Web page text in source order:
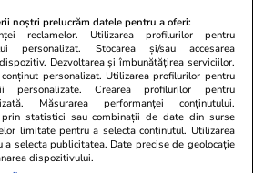
noștri prelucrăm datele pentru a oferi:
reclamelor. Utilizarea profilurilor pentru
personalizat. Stocarea și/sau accesarea
Dezvoltarea și îmbunătățirea serviciilor.
personalizat. Utilizarea profilurilor pentru
personalizate. Crearea profilurilor pentru
Măsurarea performanței conținutului.
prin statistici sau combinații de date din surse
limitate pentru a selecta conținutul. Utilizarea
selecta publicitatea. Date precise de geolocație
dispozitivului.